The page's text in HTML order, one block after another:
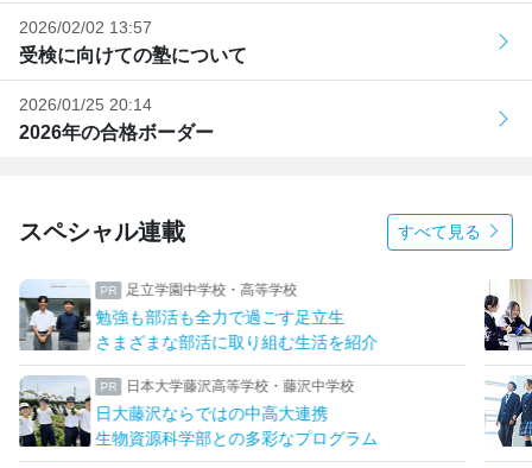
2026/02/02 13:57
受検に向けての塾について
2026/01/25 20:14
2026年の合格ボーダー
スペシャル連載 すべて見る
足立学園中学校・高等学校
勉強も部活も全力で過ごす足立生
さまざまな部活に取り組む生活を紹介
日本大学藤沢高等学校・藤沢中学校
日大藤沢ならではの中高大連携
生物資源科学部との多彩なプログラム